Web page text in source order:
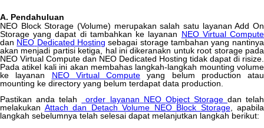
A. Pendahuluan
NEO Block Storage (Volume) merupakan salah satu layanan Add On
Storage yang dapat di tambahkan ke layanan NEO Virtual Compute
dan NEO Dedicated Hosting sebagai storage tambahan yang nantinya
akan menjadi partisi ketiga hal ini dikeranakn untuk root storage pada
NEO Virtual Compute dan NEO Dedicated Hosting tidak dapat di risize
Pada atikel kali ini akan membahas langkah-langkah mounting volume
ke
layanan NEO Virtual Compute yang belum production
atau
mounting ke directory yang belum terdapat data production
Pastikan anda telah order layanan NEO Object Storage dan telah
melakukan Attach dan Detach Volume NEO Block Storage,
apabila
langkah sebelumnya telah selesai dapat melanjutkan langkah berikut: